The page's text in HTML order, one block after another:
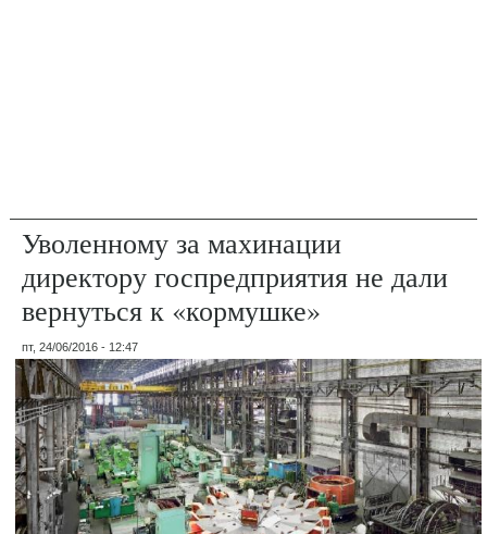
Уволенному за махинации
директору госпредприятия не дали
вернуться к «кормушке»
пт, 24/06/2016 - 12:47